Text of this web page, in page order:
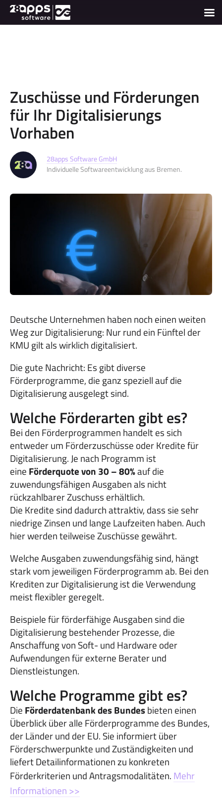
Zuschüsse und Förderungen
für Ihr Digitalisierungs
Vorhaben
28apps Software GmbH
Individuelle Softwareentwicklung aus Bremen.
Deutsche Unternehmen haben noch einen weiten
Weg zur Digitalisierung: Nur rund ein Fünftel der
KMU gilt als wirklich digitalisiert.
Die gute Nachricht: Es gibt diverse
Förderprogramme, die ganz speziell auf die
Digitalisierung ausgelegt sind.
Welche Förderarten gibt es?
Bei den Förderprogrammen handelt es sich
entweder um Förderzuschüsse oder Kredite für
Digitalisierung. Je nach Programm ist
eine Förderquote von 30 – 80%auf die
zuwendungsfähigen Ausgaben als nicht
rückzahlbarer Zuschuss erhältlich.
Die Kredite sind dadurch attraktiv, dass sie sehr
niedrige Zinsen und lange Laufzeiten haben. Auch
hier werden teilweise Zuschüsse gewährt.
Welche Ausgaben zuwendungsfähig sind, hängt
stark vom jeweiligen Förderprogramm ab. Bei den
Krediten zur Digitalisierung ist die Verwendung
meist flexibler geregelt.
Beispiele für förderfähige Ausgaben sind die
Digitalisierung bestehender Prozesse, die
Anschaffung von Soft- und Hardware oder
Aufwendungen für externe Berater und
Dienstleistungen.
Welche Programme gibt es?
Die Förderdatenbank des Bundesbieten einen
Überblick über alle Förderprogramme des Bundes,
der Länder und der EU. Sie informiert über
Förderschwerpunkte und Zuständigkeiten und
liefert Detailinformationen zu konkreten
Förderkriterien und Antragsmodalitäten. Mehr
Informationen >>